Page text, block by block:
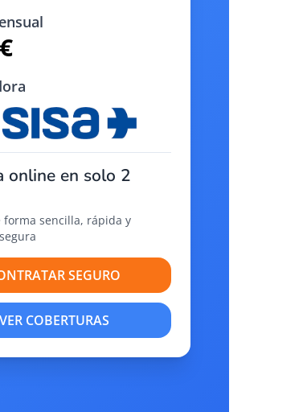
€
online en solo 2
forma sencilla, rápida y
SEGURO
VER COBERTURAS